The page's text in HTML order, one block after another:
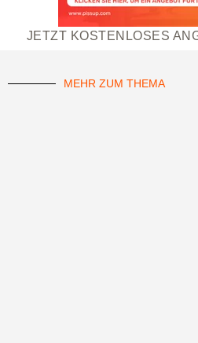
JETZT KOSTENLOSES
MEHR ZUM THEMA